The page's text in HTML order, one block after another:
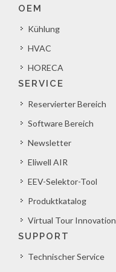
OEM
Kühlung
HVAC
HORECA
SERVICE
Reservierter Bereich
Software Bereich
Newsletter
Eliwell AIR
EEV-Selektor-Tool
Produktkatalog
Virtual Tour
SUPPORT
Technischer Service